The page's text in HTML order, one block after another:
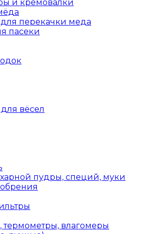
и кремовалки
перекачки меда
пасеки
вёсел
пудры, специй, муки
термометры, влагомеры